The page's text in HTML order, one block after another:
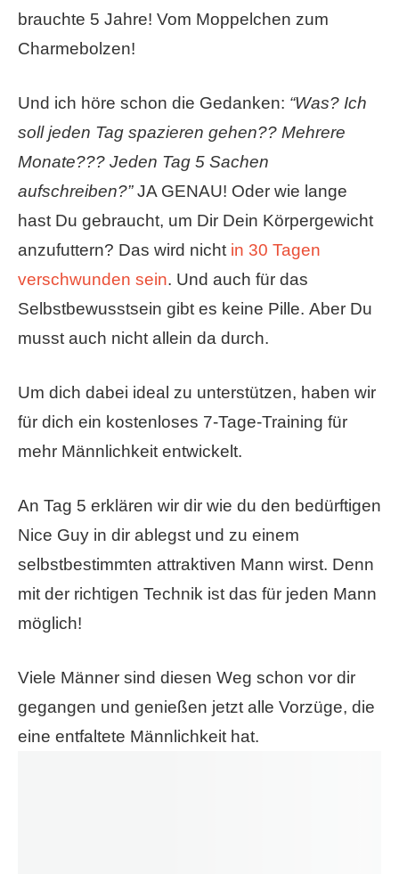
brauchte 5 Jahre! Vom Moppelchen zum
Charmebolzen!
Und ich höre schon die Gedanken: “Was? Ich
soll jeden Tag spazieren gehen?? Mehrere
Monate??? Jeden Tag 5 Sachen
aufschreiben?”JA GENAU! Oder wie lange
hast Du gebraucht, um Dir Dein Körpergewicht
anzufuttern? Das wird nicht in 30 Tagen
verschwunden sein. Und auch für das
Selbstbewusstsein gibt es keine Pille. Aber Du
musst auch nicht allein da durch.
Um dich dabei ideal zu unterstützen, haben wir
für dich ein kostenloses 7-Tage-Training für
mehr Männlichkeit entwickelt.
An Tag 5 erklären wir dir wie du den bedürftigen
Nice Guy in dir ablegst und zu einem
selbstbestimmten attraktiven Mann wirst. Denn
mit der richtigen Technik ist das für jeden Mann
möglich!
Viele Männer sind diesen Weg schon vor dir
gegangen und genießen jetzt alle Vorzüge, die
eine entfaltete Männlichkeit hat.